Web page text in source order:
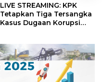
LIVE STREAMING: KPK
Tetapkan Tiga Tersangka
Kasus Dugaan Korupsi